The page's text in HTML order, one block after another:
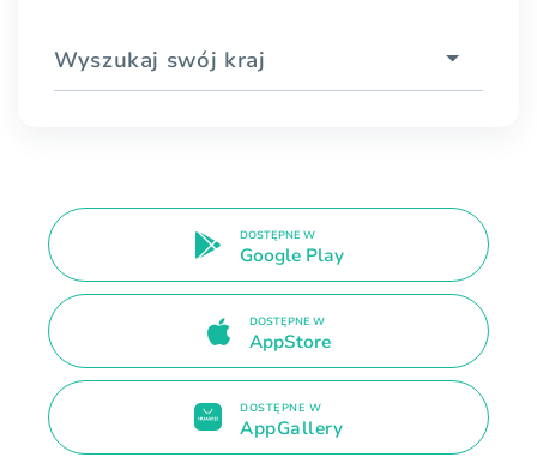
Wyszukaj swój kraj
DOSTĘPNE W
Google Play
DOSTĘPNE W
AppStore
DOSTĘPNE W
AppGallery